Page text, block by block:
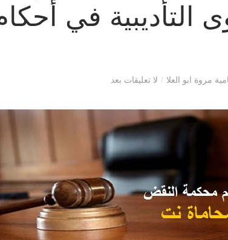
التأديبية في
مروة ابو العلا / لا تعليقات بعد